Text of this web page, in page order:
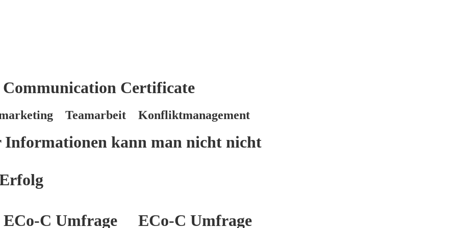
Certificate
Teamarbeit Konfliktmanagement
Informationen kann man nicht nicht
ECo-C Umfrage ECo-C Umfrage